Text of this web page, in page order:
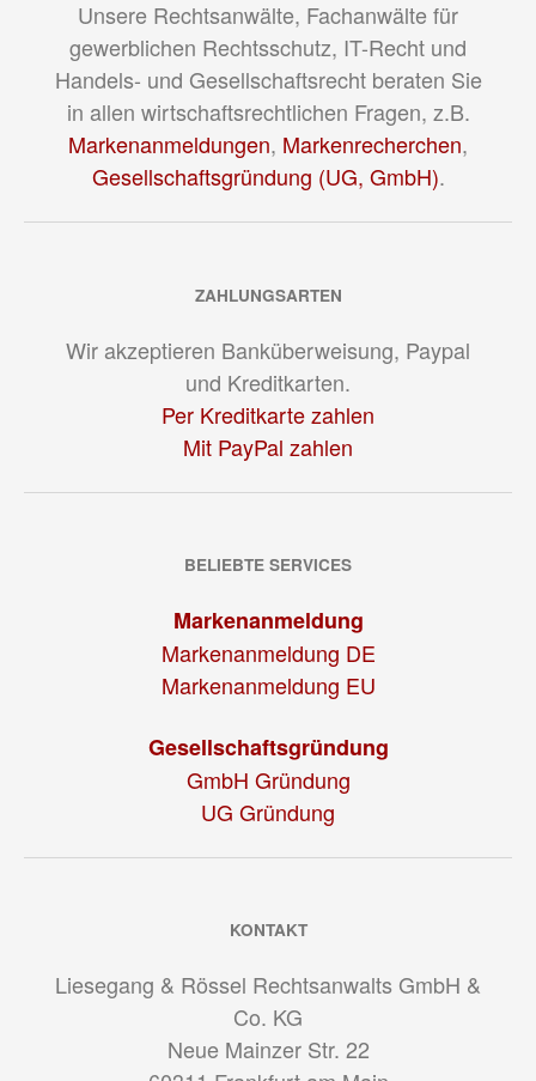
Unsere Rechtsanwälte, Fachanwälte für
gewerblichen Rechtsschutz, IT-Recht und
Handels- und Gesellschaftsrecht beraten Sie
in allen wirtschaftsrechtlichen Fragen, z.B.
Markenanmeldungen, Markenrecherchen,
Gesellschaftsgründung (UG, GmbH).
ZAHLUNGSARTEN
Wir akzeptieren Banküberweisung, Paypal
und Kreditkarten.
Per Kreditkarte zahlen
Mit PayPal zahlen
BELIEBTE SERVICES
Markenanmeldung
Markenanmeldung DE
Markenanmeldung EU
Gesellschaftsgründung
GmbH Gründung
UG Gründung
KONTAKT
Liesegang & Rössel Rechtsanwalts GmbH &
Co. KG
Neue Mainzer Str. 22